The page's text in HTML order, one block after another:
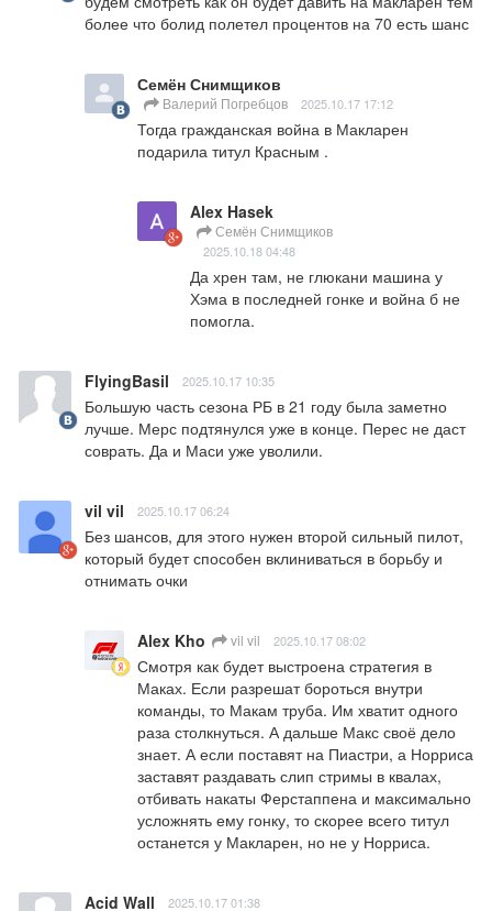
более что болид полетел процентов на 70 есть шанс
Семён Снимщиков
Валерий Погребцов 2025.10.17 17:12
Тогда гражданская война в Макларен
подарила титул Красным .
Alex Hasek
Семён Снимщиков
2025.10.18 04:48
Да хрен там, не глюкани машина у
Хэма в последней гонке и война б не
помогла.
FlyingBasil 2025.10.17 10:35
Большую часть сезона РБ в 21 году была заметно
лучше. Мерс подтянулся уже в конце. Перес не даст
соврать. Да и Маси уже уволили.
vil vil 2025.10.17 06:24
Без шансов, для этого нужен второй сильный пилот,
который будет способен вклиниваться в борьбу и
отнимать очки
Alex Kho vil vil 2025.10.17 08:02
Смотря как будет выстроена стратегия в
Маках. Если разрешат бороться внутри
команды, то Макам труба. Им хватит одного
раза столкнуться. А дальше Макс своё дело
знает. А если поставят на Пиастри, а Норриса
заставят раздавать слип стримы в квалах,
отбивать накаты Ферстаппена и максимально
усложнять ему гонку, то скорее всего титул
останется у Макларен, но не у Норриса.
Acid Wall 2025.10.17 01:38